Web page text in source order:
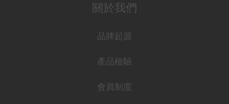
關於我們
品牌起源
產品檢驗
會員制度